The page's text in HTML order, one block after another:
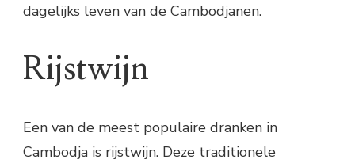
dagelijks leven van de Cambodjanen.
Rijstwijn
Een van de meest populaire dranken in
Cambodja is rijstwijn. Deze traditionele